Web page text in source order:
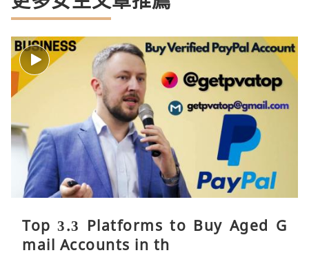
Top 3.3 Platforms to Buy Aged G
mail Accounts in th